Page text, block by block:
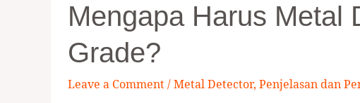
Mengapa Harus Metal
Grade?
Leave a Comment/Metal Detector, Penjelasan dan
harus
Metal
Detector
Grade?